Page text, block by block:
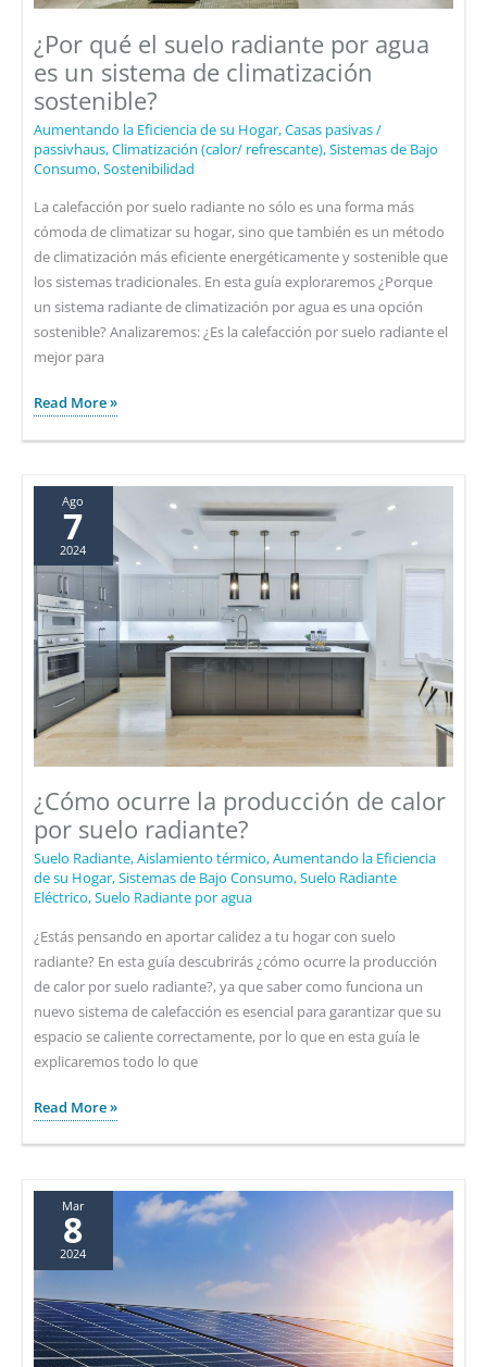
¿Por qué el suelo radiante por agua
es un sistema de climatización
sostenible?
Aumentando la Eficiencia de su Hogar,Casas pasivas /
passivhaus,Climatización (calor/ refrescante),Sistemas de Bajo
Consumo,Sostenibilidad
La calefacción por suelo radiante no sólo es una forma más
cómoda de climatizar su hogar, sino que también es un método
de climatización más eficiente energéticamente y sostenible que
los sistemas tradicionales. En esta guía exploraremos ¿Porque
un sistema radiante de climatización por agua es una opción
sostenible? Analizaremos: ¿Es la calefacción por suelo radiante el
mejor para
¿Por
radiante
agua
es
un
sistema
de
climatización
sostenible?
Read More »
Ago
7
2024
¿Cómo ocurre la producción de calor
por suelo radiante?
Suelo Radiante,Aislamiento térmico,Aumentando la Eficiencia
de su Hogar,Sistemas de Bajo Consumo,Suelo Radiante
Eléctrico,Suelo Radiante por agua
¿Estás pensando en aportar calidez a tu hogar con suelo
radiante? En esta guía descubrirás ¿cómo ocurre la producción
de calor por suelo radiante?, ya que saber como funciona un
nuevo sistema de calefacción es esencial para garantizar que su
espacio se caliente correctamente, por lo que en esta guía le
explicaremos todo lo que
¿Cómo
calor
radiante?
Read More »
Mar
8
2024